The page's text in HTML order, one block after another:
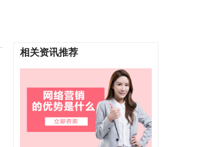
相关资讯推荐